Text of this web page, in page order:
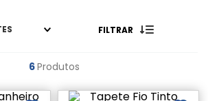
FILTRAR
6Produtos